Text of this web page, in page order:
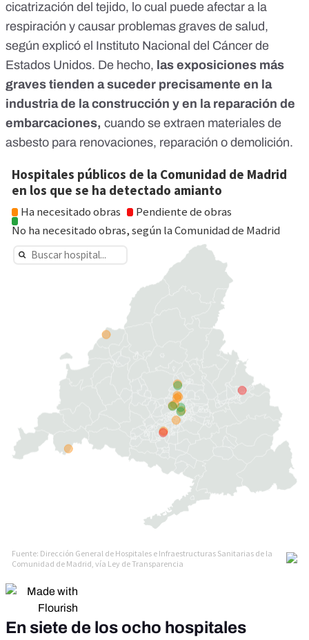
cicatrización del tejido, lo cual puede afectar a la
respiración y causar problemas graves de salud,
según explicó el Instituto Nacional del Cáncer de
Estados Unidos. De hecho, las exposiciones más
graves tienden a suceder precisamente en la
industria de la construcción y en la reparación de
embarcaciones, cuando se extraen materiales de
asbesto para renovaciones, reparación o demolición.
En siete de los ocho hospitales